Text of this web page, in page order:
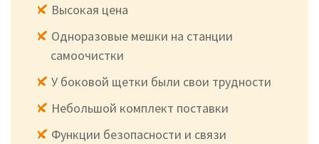
Высокая цена
Одноразовые мешки на станции
самоочистки
У боковой щетки были свои трудности
Небольшой комплект поставки
Функции безопасности и связи